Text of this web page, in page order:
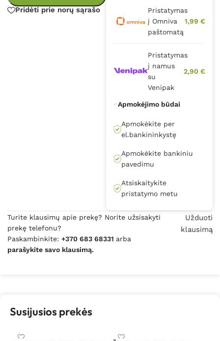
Pridėti prie norų sąrašo
Pristatymas
į Omniva
paštomatą
1,99 €
Pristatymas
į namus
su
Venipak
2,90 €
Apmokėjimo būdai
Apmokėkite per
el.bankininkystę
Apmokėkite bankiniu
pavedimu
Atsiskaitykite
pristatymo metu
Turite klausimų apie prekę? Norite užsisakyti
prekę telefonu?
Paskambinkite: +370 683 68331 arba
parašykite savo klausimą.
Užduoti
klausimą
Susijusios prekės